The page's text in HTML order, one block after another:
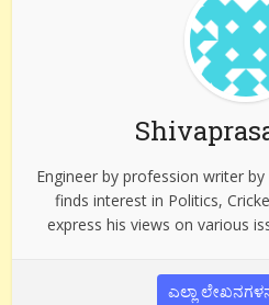
Engineer by profession writer
finds interest in Politics,
express his views on various
ಎಲ್ಲಾ